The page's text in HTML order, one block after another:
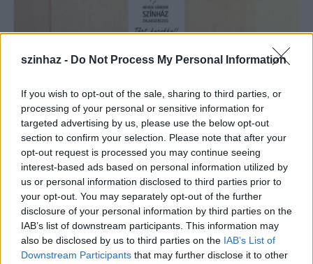
szinhaz - Do Not Process My Personal Information
If you wish to opt-out of the sale, sharing to third parties, or
processing of your personal or sensitive information for
targeted advertising by us, please use the below opt-out
section to confirm your selection. Please note that after your
opt-out request is processed you may continue seeing
interest-based ads based on personal information utilized by
us or personal information disclosed to third parties prior to
your opt-out. You may separately opt-out of the further
disclosure of your personal information by third parties on the
IAB’s list of downstream participants. This information may
also be disclosed by us to third parties on the IAB’s List of
Downstream Participants that may further disclose it to other